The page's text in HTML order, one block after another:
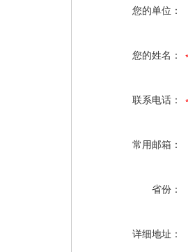
您的单位：
您的姓名：
联系电话：
常用邮箱：
省份：
详细地址：